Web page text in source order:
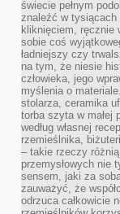
świecie pełnym
znaleźć w tysiącach
kliknięciem, ręcznie
sobie coś
ładniejszy czy
na tym, że niesie
człowieka, jego
myślenia o
stolarza, ceramika
torba szyta w małej
według własnej
rzemieślnika,
– takie rzeczy
przemysłowych nie
sensem, jaki za
zauważyć, że
odrzuca całkowicie